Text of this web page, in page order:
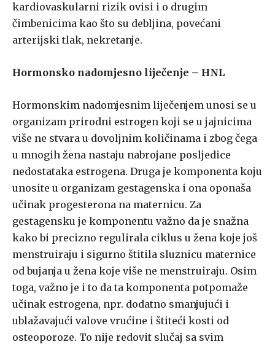
kardiovaskularni rizik ovisi i o drugim
čimbenicima kao što su debljina, povećani
arterijski tlak, nekretanje.
Hormonsko nadomjesno liječenje – HNL
Hormonskim nadomjesnim liječenjem unosi se u
organizam prirodni estrogen koji se u jajnicima
više ne stvara u dovoljnim količinama i zbog čega
u mnogih žena nastaju nabrojane posljedice
nedostataka estrogena. Druga je komponenta koju
unosite u organizam gestagenska i ona oponaša
učinak progesterona na maternicu. Za
gestagensku je komponentu važno da je snažna
kako bi precizno regulirala ciklus u žena koje još
menstruiraju i sigurno štitila sluznicu maternice
od bujanja u žena koje više ne menstruiraju. Osim
toga, važno je i to da ta komponenta potpomaže
učinak estrogena, npr. dodatno smanjujući i
ublažavajući valove vrućine i štiteći kosti od
osteoporoze. To nije redovit slučaj sa svim